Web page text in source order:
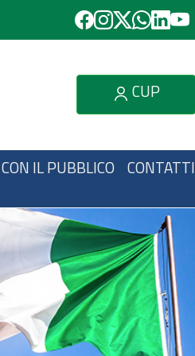
CUP
IL PUBBLICO CONTATTI